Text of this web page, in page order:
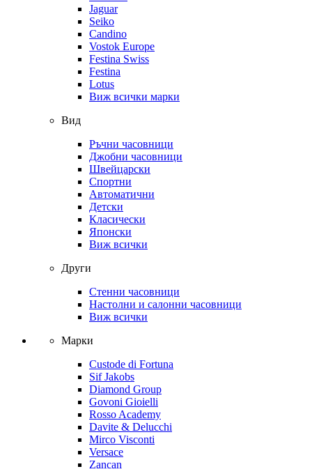
Jaguar
Seiko
Candino
Vostok Europe
Festina Swiss
Festina
Lotus
Виж всички марки
Вид
Ръчни часовници
Джобни часовници
Швейцарски
Спортни
Автоматични
Детски
Класически
Японски
Виж всички
Други
Стенни часовници
Настолни и салонни часовници
Виж всички
Марки
Custode di Fortuna
Sif Jakobs
Diamond Group
Govoni Gioielli
Rosso Academy
Davite & Delucchi
Mirco Visconti
Versace
Zancan